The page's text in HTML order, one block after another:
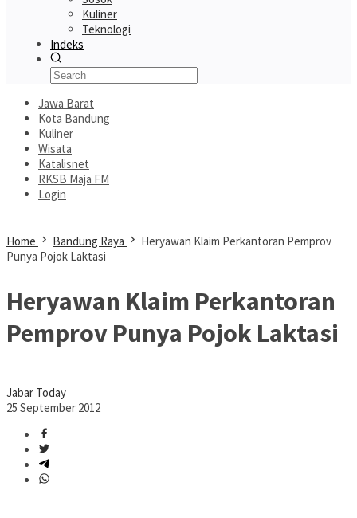
Kuliner
Teknologi
Indeks
Jawa Barat
Kota Bandung
Kuliner
Wisata
Katalisnet
RKSB Maja FM
Login
Home Bandung Raya
Heryawan Klaim Perkantoran Pemprov
Punya Pojok Laktasi
Heryawan Klaim Perkantoran
Pemprov Punya Pojok Laktasi
Jabar Today
25 September 2012